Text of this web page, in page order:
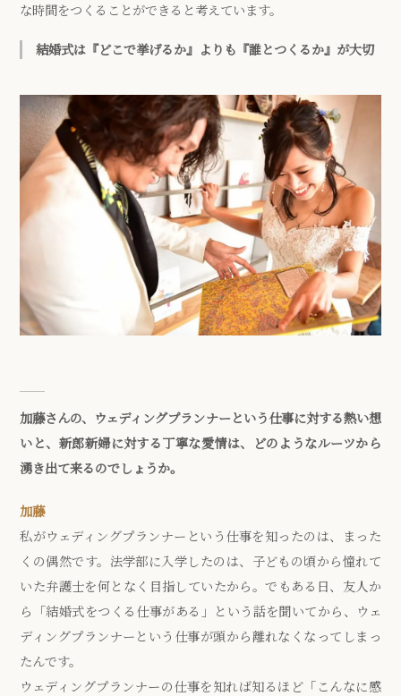
な時間をつくることができると考えています。
結婚式は『どこで挙げるか』よりも『誰とつくるか』が大切
加藤さんの、ウェディングプランナーという仕事に対する熱い想
いと、新郎新婦に対する丁寧な愛情は、どのようなルーツから
湧き出て来るのでしょうか。
加藤
私がウェディングプランナーという仕事を知ったのは、まった
くの偶然です。法学部に入学したのは、子どもの頃から憧れて
いた弁護士を何となく目指していたから。でもある日、友人か
ら「結婚式をつくる仕事がある」という話を聞いてから、ウェ
ディングプランナーという仕事が頭から離れなくなってしまっ
たんです。
ウェディングプランナーの仕事を知れば知るほど「こんなに感